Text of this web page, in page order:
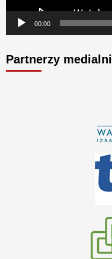
00:00
Partnerzy medialni